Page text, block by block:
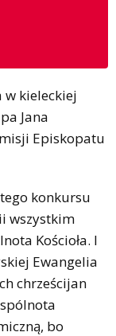
w kieleckiej
Jana
Episkopatu
konkursu
wszystkim
Kościoła. I
Ewangelia
chrześcijan
bo